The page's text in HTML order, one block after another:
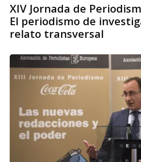
XIV Jornada de
El periodismo de
relato transversal